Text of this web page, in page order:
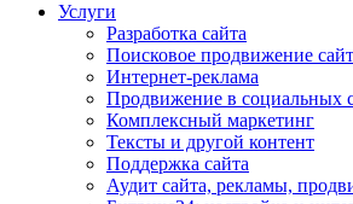
Услуги
Разработка сайта
Поисковое продвижение
Интернет-реклама
Продвижение в социальных
Комплексный маркетинг
Тексты и другой контент
Поддержка сайта
Аудит сайта, рекламы,